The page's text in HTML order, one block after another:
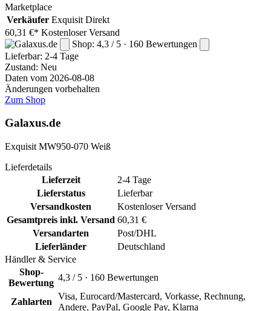
Marketplace
Verkäufer Exquisit Direkt
60,31 €* Kostenloser Versand
Shop: 4,3 / 5 · 160 Bewertungen
Lieferbar: 2-4 Tage
Zustand: Neu
Daten vom 2026-08-08
Änderungen vorbehalten
Zum Shop
Galaxus.de
Exquisit MW950-070 Weiß
Lieferdetails
Lieferzeit
2-4 Tage
Lieferstatus
Lieferbar
Versandkosten
Kostenloser Versand
Gesamtpreis inkl. Versand 60,31 €
Versandarten
Post/DHL
Lieferländer
Deutschland
Händler & Service
Shop-
Bewertung
4,3 / 5 · 160 Bewertungen
Zahlarten
Visa, Eurocard/Mastercard, Vorkasse, Rechnung,
Andere, PayPal, Google Pay, Klarna